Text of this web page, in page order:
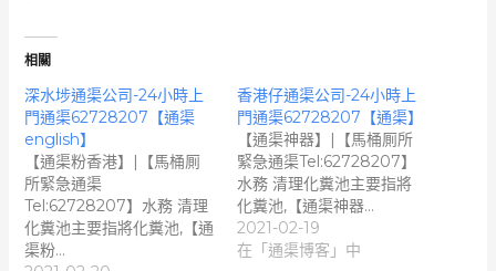
相關
深水埗通渠公司-24小時上
門通渠62728207【通渠
english】
【通渠粉香港】|【馬桶厠
所緊急通渠
Tel:62728207】水務 清理
化糞池主要指將化糞池,【通
渠粉…
香港仔通渠公司-24小時上
門通渠62728207【通渠】
【通渠神器】|【馬桶厠所
緊急通渠Tel:62728207】
水務 清理化糞池主要指將
化糞池,【通渠神器…
2021-02-19
在「通渠博客」中